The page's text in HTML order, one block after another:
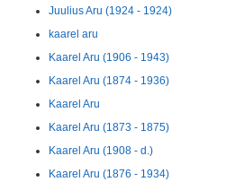
Juulius Aru (1924 - 1924)
kaarel aru
Kaarel Aru (1906 - 1943)
Kaarel Aru (1874 - 1936)
Kaarel Aru
Kaarel Aru (1873 - 1875)
Kaarel Aru (1908 - d.)
Kaarel Aru (1876 - 1934)